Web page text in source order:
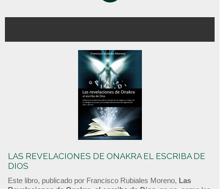
LAS REVELACIONES DE ONAKRA EL ESCRIBA DE
DIOS
Este libro, publicado por Francisco Rubiales Moreno, Las